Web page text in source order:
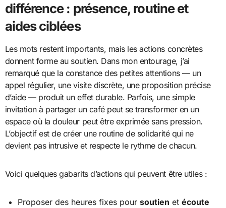
différence : présence, routine et
aides ciblées
Les mots restent importants, mais les actions concrètes
donnent forme au soutien. Dans mon entourage, j’ai
remarqué que la constance des petites attentions — un
appel régulier, une visite discrète, une proposition précise
d’aide — produit un effet durable. Parfois, une simple
invitation à partager un café peut se transformer en un
espace où la douleur peut être exprimée sans pression.
L’objectif est de créer une routine de solidarité qui ne
devient pas intrusive et respecte le rythme de chacun.
Voici quelques gabarits d’actions qui peuvent être utiles :
Proposer des heures fixes poursoutien etécoute